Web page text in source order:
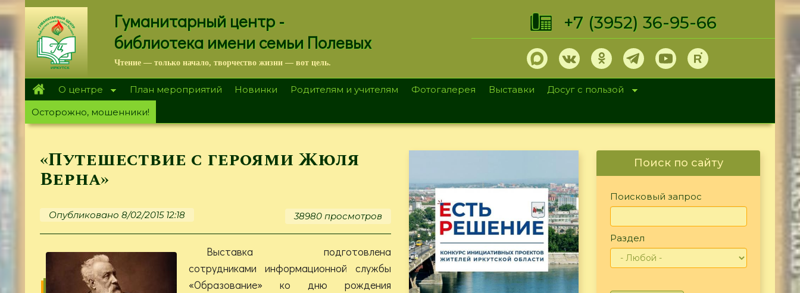
Перейти
к
основному
содержанию
Гуманитарный центр -
библиотека имени семьи Полевых
Чтение — только начало, творчество жизни — вот цель.
+7 (3952) 36-95-66
О центре План мероприятий Новинки Родителям и учителям Фотогалерея Выставки
Досуг с пользой
Осторожно, мошенники!
«Путешествие с героями Жюля
Верна»
Опубликовано 8/02/2015 12:18 38980 просмотров
Выставка подготовлена
сотрудниками информационной службы
«Образование» ко дню рождения
Поиск по сайту
Поисковый запрос
Раздел